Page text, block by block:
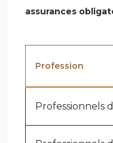
assurances
Profession
Professionnels